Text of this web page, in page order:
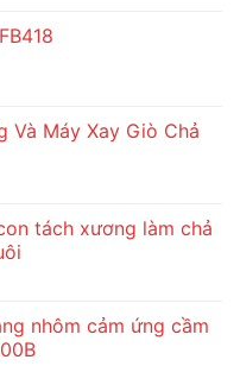
Và Máy Xay Giò Chả
tách xương làm chả
nhôm cảm ứng cầm